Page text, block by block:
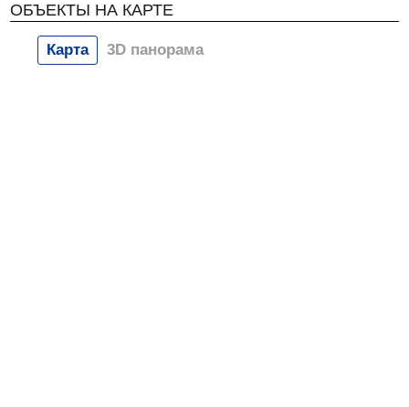
ОБЪЕКТЫ НА КАРТЕ
Карта 3D панорама